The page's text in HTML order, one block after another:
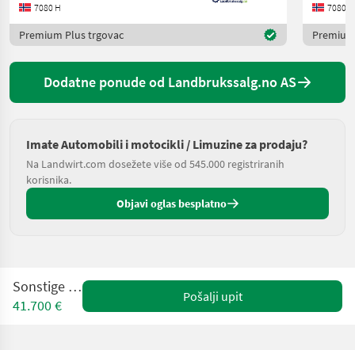
7080 H
Premium Plus trgovac
7080 H
Dodatne ponude od Landbrukssalg.no AS
Imate Automobili i motocikli / Limuzine za prodaju?
Na Landwirt.com dosežete više od 545.000 registriranih
korisnika.
Objavi oglas besplatno
Sonstige Sierra
41.700 €
Pošalji upit